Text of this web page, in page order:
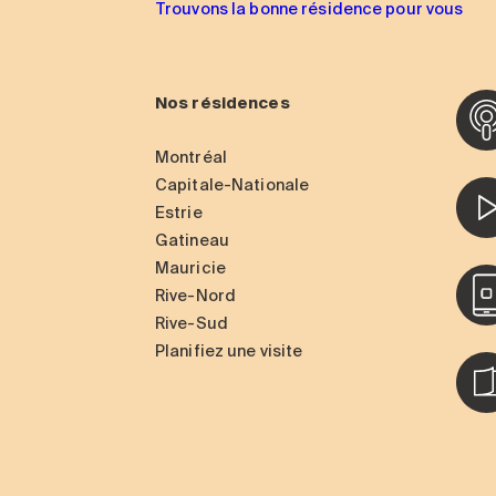
Trouvons la bonne résidence pour vous
Nos résidences
Montréal
Capitale-Nationale
Estrie
Gatineau
Mauricie
Rive-Nord
Rive-Sud
Planifiez une visite